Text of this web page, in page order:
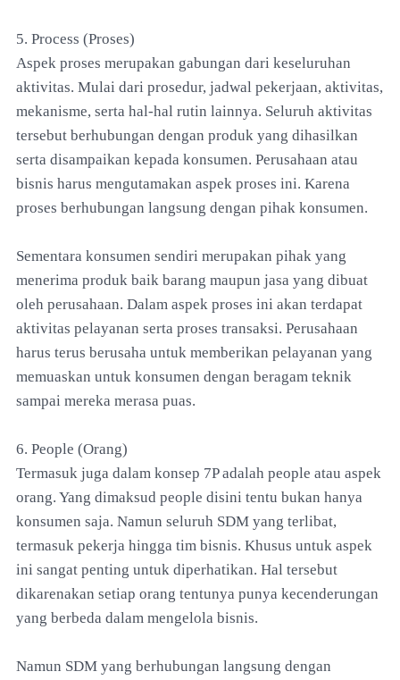
5. Process (Proses)
Aspek proses merupakan gabungan dari keseluruhan
aktivitas. Mulai dari prosedur, jadwal pekerjaan, aktivitas,
mekanisme, serta hal-hal rutin lainnya. Seluruh aktivitas
tersebut berhubungan dengan produk yang dihasilkan
serta disampaikan kepada konsumen. Perusahaan atau
bisnis harus mengutamakan aspek proses ini. Karena
proses berhubungan langsung dengan pihak konsumen.
Sementara konsumen sendiri merupakan pihak yang
menerima produk baik barang maupun jasa yang dibuat
oleh perusahaan. Dalam aspek proses ini akan terdapat
aktivitas pelayanan serta proses transaksi. Perusahaan
harus terus berusaha untuk memberikan pelayanan yang
memuaskan untuk konsumen dengan beragam teknik
sampai mereka merasa puas.
6. People (Orang)
Termasuk juga dalam konsep 7P adalah people atau aspek
orang. Yang dimaksud people disini tentu bukan hanya
konsumen saja. Namun seluruh SDM yang terlibat,
termasuk pekerja hingga tim bisnis. Khusus untuk aspek
ini sangat penting untuk diperhatikan. Hal tersebut
dikarenakan setiap orang tentunya punya kecenderungan
yang berbeda dalam mengelola bisnis.
Namun SDM yang berhubungan langsung dengan